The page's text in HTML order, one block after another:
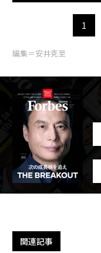
1
編集＝安井克至
関連記事